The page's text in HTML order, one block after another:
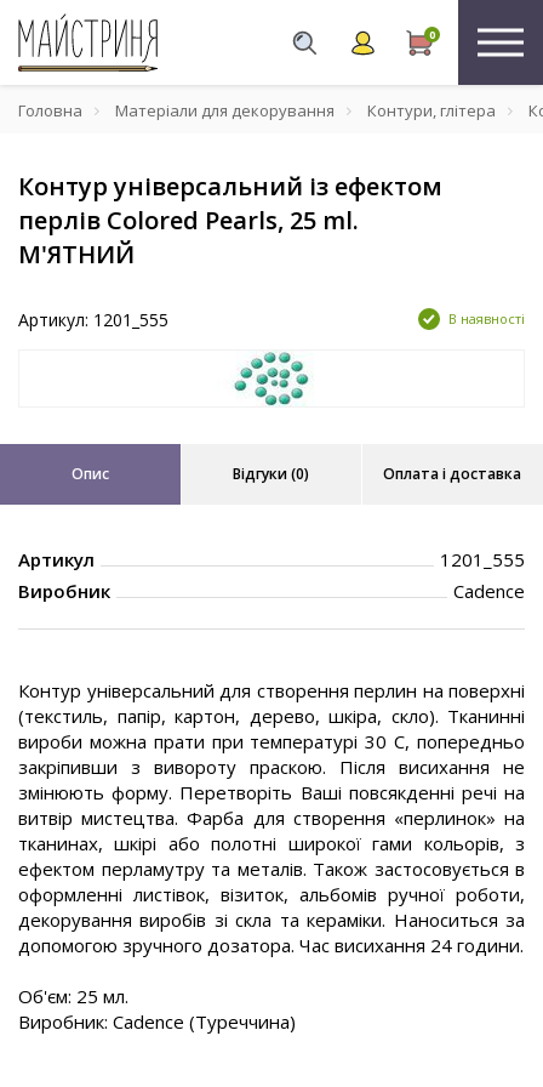
0
Головна Матеріали для декорування Контури, глітера
Контур універсальний із ефектом
перлів Colored Pearls, 25 ml.
М'ЯТНИЙ
Артикул: 1201_555 В наявності
Опис Відгуки (0) Оплата і доставка
Артикул
1201_555
Виробник
Cadence
Контур універсальний для створення перлин на поверхні
(текстиль, папір, картон, дерево, шкіра, скло). Тканинні
вироби можна прати при температурі 30 С, попередньо
закріпивши з вивороту праскою. Після висихання не
змінюють форму. Перетворіть Ваші повсякденні речі на
витвір мистецтва. Фарба для створення «перлинок» на
тканинах, шкірі або полотні широкої гами кольорів, з
ефектом перламутру та металів. Також застосовується в
оформленні листівок, візиток, альбомів ручної роботи,
декорування виробів зі скла та кераміки. Наноситься за
допомогою зручного дозатора. Час висихання 24 години.
Об'єм: 25 мл.
Виробник: Cadence (Туреччина)